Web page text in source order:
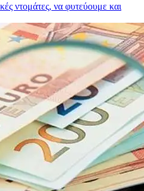
ντομάτες, να φυτεύουμε και